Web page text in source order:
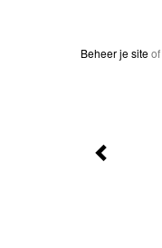
Beheer je siteof